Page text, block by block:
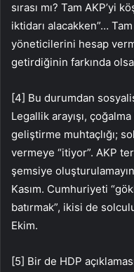
sırası mı? Tam AKP’yi
iktidarı alacakken”…
yöneticilerini hesap
getirdiğinin farkında
[4] Bu durumdan
Legallik arayışı,
geliştirme muhtaçlığı;
vermeye “itiyor”. AKP
şemsiye
Kasım. Cumhuriyeti
batırmak”, ikisi de
Ekim.
[5] Bir de HDP